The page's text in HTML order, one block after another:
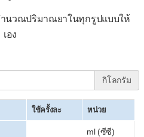
นวณปริมาณยาในทุกรูปแบบให้
เอง
กิโลกรัม
ใช้ครั้งละ หน่วย
ml (ซีซี)